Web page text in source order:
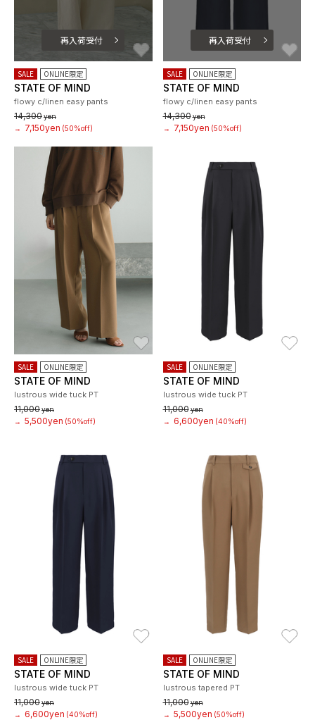
再入荷受付
SALE ONLINE限定
STATE OF MIND
flowy c/linen easy pants
14,300yen
→
7,150yen (50%off)
再入荷受付
SALE ONLINE限定
STATE OF MIND
flowy c/linen easy pants
14,300yen
→
7,150yen (50%off)
SALE ONLINE限定
STATE OF MIND
lustrous wide tuck PT
11,000yen
→ 5,500yen (50%off)
SALE ONLINE限定
STATE OF MIND
lustrous wide tuck PT
11,000yen
→ 6,600yen (40%off)
SALE ONLINE限定
STATE OF MIND
lustrous wide tuck PT
11,000yen
→ 6,600yen (40%off)
SALE ONLINE限定
STATE OF MIND
lustrous tapered PT
11,000yen
→ 5,500yen (50%off)